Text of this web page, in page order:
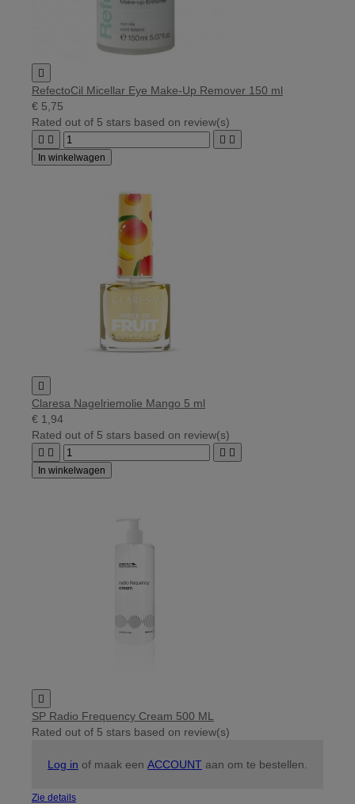

RefectoCil Micellar Eye Make-Up Remover 150 ml
€ 5,75
Rated out of 5 stars based on review(s)
   
In winkelwagen

Claresa Nagelriemolie Mango 5 ml
€ 1,94
Rated out of 5 stars based on review(s)
   
In winkelwagen

SP Radio Frequency Cream 500 ML
Rated out of 5 stars based on review(s)
Log in of maak een ACCOUNT aan om te bestellen.
Zie details